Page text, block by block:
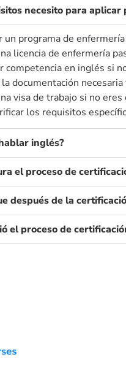
necesito para
un programa de
licencia de enfermería
competencia en inglés si
documentación
visa de trabajo si no
los requisitos
inglés?
el proceso de
después de la
el proceso de